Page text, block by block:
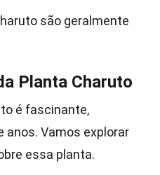
são geralmente
Planta Charuto
é fascinante,
anos. Vamos explorar
essa planta.